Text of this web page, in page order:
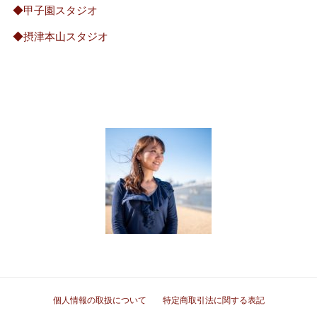
◆甲子園スタジオ
◆摂津本山スタジオ
個人情報の取扱について 特定商取引法に関する表記